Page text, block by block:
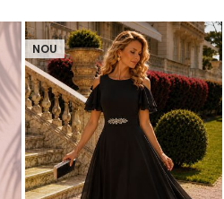
NOU